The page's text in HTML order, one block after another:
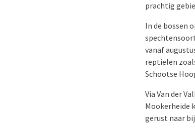
prachtig
In de bossen
vanaf
reptielen
Schootse
Via Van der
Mookerheide
gerust naar